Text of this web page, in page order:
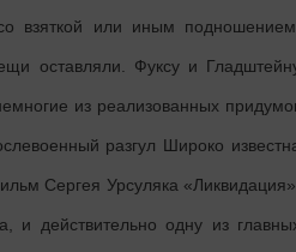
взяткой или иным
оставляли. Фуксу и
из реализованных
разгул Широко
Сергея Урсуляка
и действительно одну из